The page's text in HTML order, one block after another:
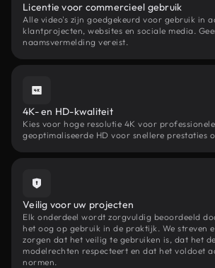
Licentie voor commercieel gebruik
Alle video's zijn goedgekeurd voor gebruik in
klantprojecten, websites en sociale media.
naamsvermelding vereist.
4K- en HD-kwaliteit
Kies voor hoge resolutie 4K voor
geoptimaliseerde HD voor snellere prestaties
Veilig voor uw projecten
Elk onderdeel wordt zorgvuldig beoordeeld
het oog op gebruik in de praktijk. We streven
zorgen dat het veilig te gebruiken is, dat het
modelrechten respecteert en dat het voldoet
normen.